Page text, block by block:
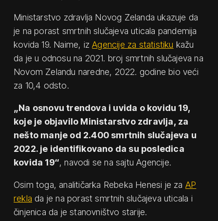
Ministarstvo zdravlja Novog Zelanda ukazuje da
je na porast smrtnih slučajeva uticala pandemija
kovida 19. Naime, izAgencije za statistiku kažu
da je u odnosu na 2021. broj smrtnih slučajeva na
Novom Zelandu naredne, 2022. godine bio veći
za 10,4 odsto.
„Na osnovu trendova i uvida o kovidu 19,
koje je objavilo Ministarstvo zdravlja, za
nešto manje od 2.400 smrtnih slučajeva u
2022. je identifikovano da su posledica
kovida 19“, navodi se na sajtu Agencije.
Osim toga, analitičarka Rebeka Henesi je za AP
rekla da je na porast smrtnih slučajeva uticala i
činjenica da je stanovništvo starije.